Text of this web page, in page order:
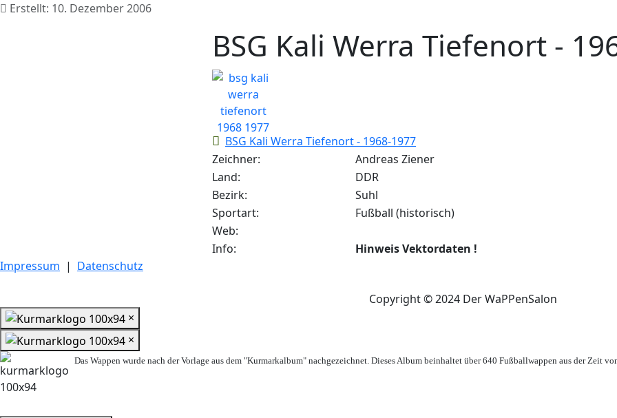
Erstellt: 10. Dezember 2006
BSG Kali Werra Tiefenort -
BSG Kali Werra Tiefenort - 1968-1977
Zeichner:
Andreas Ziener
Land:
DDR
Bezirk:
Suhl
Sportart:
Fußball (historisch)
Web:
Info:
Hinweis Vektordaten !
Impressum | Datenschutz
Copyright © 2024 Der WaPPenSalon
×
×
Das Wappen wurde nach der Vorlage aus dem "Kurmarkalbum" nachgezeichnet. Dieses Album beinhaltet über 640 Fußballwappen aus der Zeit